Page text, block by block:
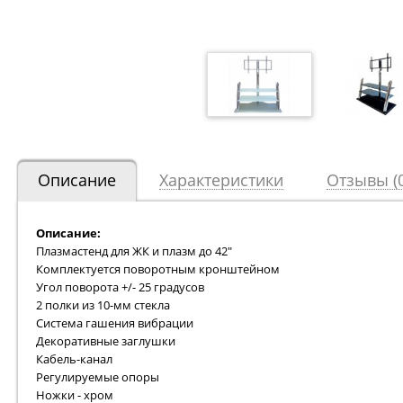
Описание Характеристики Отзывы
Описание:
Плазмастенд для ЖК и плазм до 42"
Комплектуется поворотным кронштейном
Угол поворота +/- 25 градусов
2 полки из 10-мм стекла
Система гашения вибрации
Декоративные заглушки
Кабель-канал
Регулируемые опоры
Ножки - хром